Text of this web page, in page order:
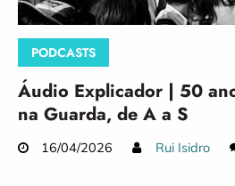
PODCASTS
Áudio Explicador | 50
na Guarda, de A a S
16/04/2026 Rui Isidro